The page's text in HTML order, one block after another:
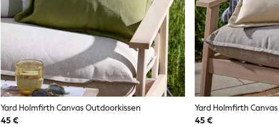
Yard Holmfirth Canvas Outdoorkissen
45 €
Yard Holmfirth
45 €